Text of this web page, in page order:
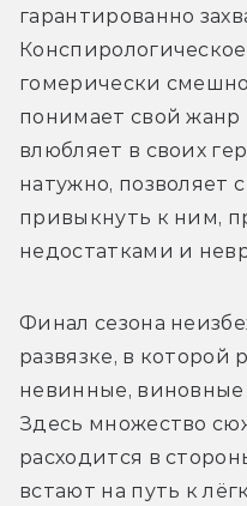
гарантированно
гомерически
понимает свой жанр
влюбляет в своих
натужно, позволяет
привыкнуть к ним,
недостатками и
Финал сезона
развязке, в которой
невинные,
Здесь множество
расходится в
встают на путь к